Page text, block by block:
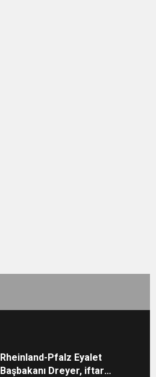
Rheinland-Pfalz Eyalet
Başbakanı Dreyer, iftar